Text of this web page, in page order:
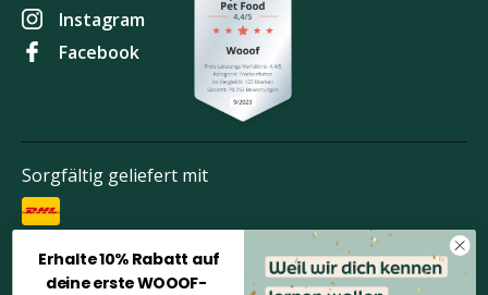
Instagram
Facebook
Sorgfältig geliefert mit
Bezahlen Sie sicher mit
Erhalte 10% Rabatt auf
deine erste WOOOF-